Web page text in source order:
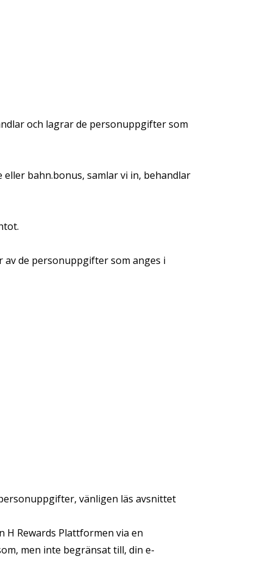
och lagrar de personuppgifter som
bahn.bonus, samlar vi in, behandlar
de personuppgifter som anges i
vänligen läs avsnittet
Rewards Plattformen via en
men inte begränsat till, din e-